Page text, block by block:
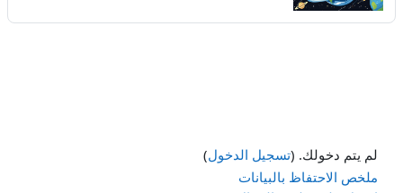
لم يتم دخولك. (تسجيل الدخول)
ملخص الاحتفاظ بالبيانات